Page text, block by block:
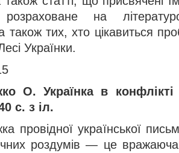
на
а також тих, хто цікавиться
Українки.
О. Українка в
с. з іл.
провідної української
роздумів — це